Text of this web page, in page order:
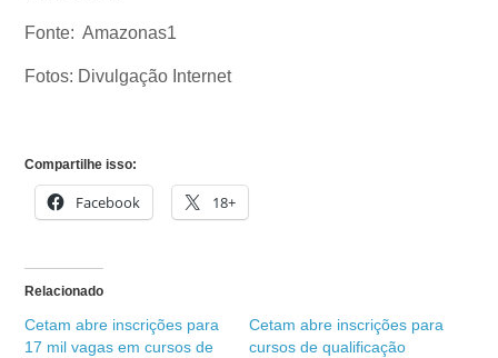
Fonte: Amazonas1
Fotos: Divulgação Internet
Compartilhe isso:
Facebook 18+
Relacionado
Cetam abre inscrições para
17 mil vagas em cursos de
Cetam abre inscrições para
cursos de qualificação